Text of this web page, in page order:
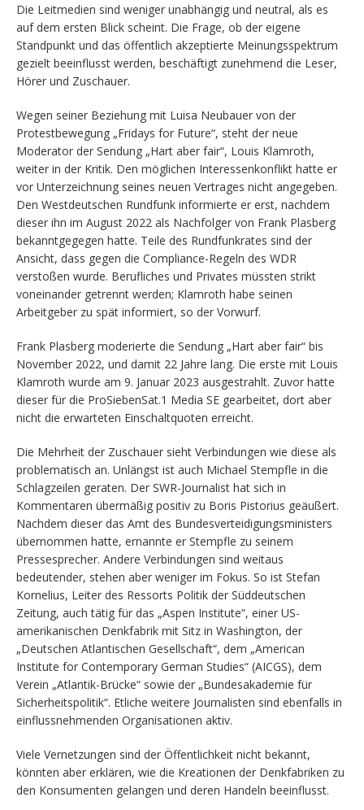
Die Leitmedien sind weniger unabhängig und neutral, als es
auf dem ersten Blick scheint. Die Frage, ob der eigene
Standpunkt und das öffentlich akzeptierte Meinungsspektrum
gezielt beeinflusst werden, beschäftigt zunehmend die Leser,
Hörer und Zuschauer.
Wegen seiner Beziehung mit Luisa Neubauer von der
Protestbewegung „Fridays for Future“, steht der neue
Moderator der Sendung „Hart aber fair“, Louis Klamroth,
weiter in der Kritik. Den möglichen Interessenkonflikt hatte er
vor Unterzeichnung seines neuen Vertrages nicht angegeben.
Den Westdeutschen Rundfunk informierte er erst, nachdem
dieser ihn im August 2022 als Nachfolger von Frank Plasberg
bekanntgegegen hatte. Teile des Rundfunkrates sind der
Ansicht, dass gegen die Compliance-Regeln des WDR
verstoßen wurde. Berufliches und Privates müssten strikt
voneinander getrennt werden; Klamroth habe seinen
Arbeitgeber zu spät informiert, so der Vorwurf.
Frank Plasberg moderierte die Sendung „Hart aber fair“ bis
November 2022, und damit 22 Jahre lang. Die erste mit Louis
Klamroth wurde am 9. Januar 2023 ausgestrahlt. Zuvor hatte
dieser für die ProSiebenSat.1 Media SE gearbeitet, dort aber
nicht die erwarteten Einschaltquoten erreicht.
Die Mehrheit der Zuschauer sieht Verbindungen wie diese als
problematisch an. Unlängst ist auch Michael Stempfle in die
Schlagzeilen geraten. Der SWR-Journalist hat sich in
Kommentaren übermäßig positiv zu Boris Pistorius geäußert.
Nachdem dieser das Amt des Bundesverteidigungsministers
übernommen hatte, ernannte er Stempfle zu seinem
Pressesprecher. Andere Verbindungen sind weitaus
bedeutender, stehen aber weniger im Fokus. So ist Stefan
Kornelius, Leiter des Ressorts Politik der Süddeutschen
Zeitung, auch tätig für das „Aspen Institute“, einer US-
amerikanischen Denkfabrik mit Sitz in Washington, der
„Deutschen Atlantischen Gesellschaft“, dem „American
Institute for Contemporary German Studies“ (AICGS), dem
Verein „Atlantik-Brücke“ sowie der „Bundesakademie für
Sicherheitspolitik“. Etliche weitere Journalisten sind ebenfalls in
einflussnehmenden Organisationen aktiv.
Viele Vernetzungen sind der Öffentlichkeit nicht bekannt,
könnten aber erklären, wie die Kreationen der Denkfabriken zu
den Konsumenten gelangen und deren Handeln beeinflusst.